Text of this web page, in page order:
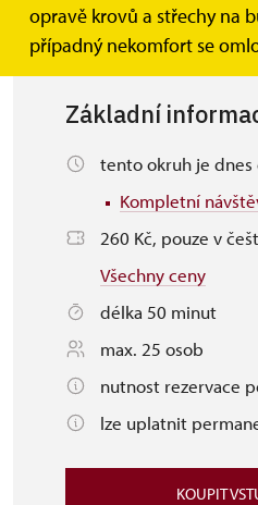
opravě krovů a střechy na
případný nekomfort se
Základní
tento okruh je dnes
Kompletní
260 Kč, pouze v
Všechny ceny
délka 50 minut
max. 25 osob
nutnost rezervace
lze uplatnit
KOUPIT